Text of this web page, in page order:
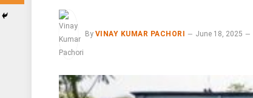
By VINAY KUMAR PACHORI June 18, 2025